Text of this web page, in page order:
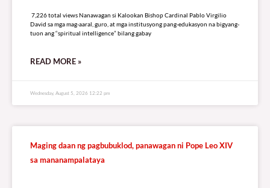
7,226 total views Nanawagan si Kalookan Bishop Cardinal Pablo Virgilio
David sa mga mag-aaral, guro, at mga institusyong pang-edukasyon na bigyang-
tuon ang “spiritual intelligence” bilang gabay
READ MORE »
Wednesday, August 5, 2026 12:22 pm
Maging daan ng pagbubuklod, panawagan ni Pope Leo XIV
sa mananampalataya